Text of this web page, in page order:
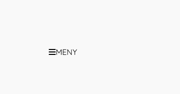
MENY